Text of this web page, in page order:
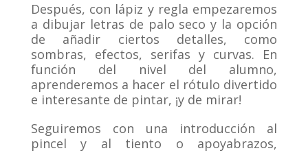
Después, con lápiz y regla empezaremos
a dibujar letras de palo seco y la opción
de añadir ciertos detalles, como
sombras, efectos, serifas y curvas. En
función del nivel del alumno,
aprenderemos a hacer el rótulo divertido
e interesante de pintar, ¡y de mirar!
Seguiremos con una introducción al
pincel y al tiento o apoyabrazos,